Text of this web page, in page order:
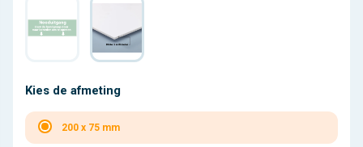
Kies de afmeting
200 x 75 mm